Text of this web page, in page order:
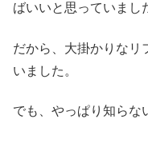
ばいいと思っていまし
だから、大掛かりなリ
いました。
でも、やっぱり知らな